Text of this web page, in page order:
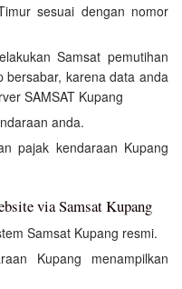
sesuai dengan nomor
Samsat pemutihan
bersabar, karena data anda
SAMSAT Kupang
anda.
pajak kendaraan Kupang
via Samsat Kupang
Samsat Kupang resmi.
Kupang menampilkan